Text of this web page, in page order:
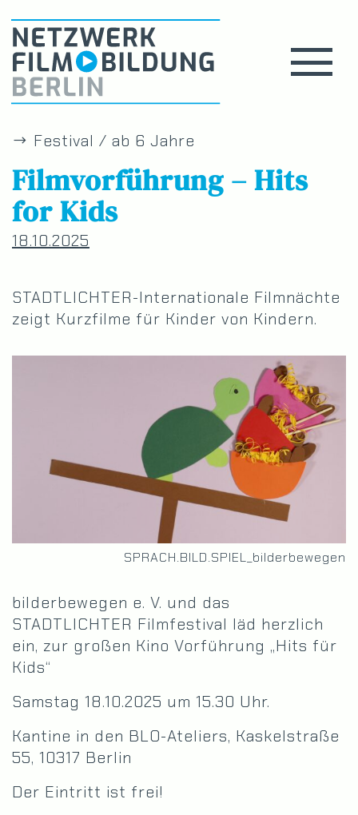
Festival / ab 6 Jahre
Filmvorführung – Hits
for Kids
18.10.2025
STADTLICHTER-Internationale Filmnächte
zeigt Kurzfilme für Kinder von Kindern.
SPRACH.BILD.SPIEL_bilderbewegen
bilderbewegen e. V. und das
STADTLICHTER Filmfestival läd herzlich
ein, zur großen Kino Vorführung „Hits für
Kids“
Samstag 18.10.2025 um 15.30 Uhr.
Kantine in den BLO-Ateliers, Kaskelstraße
55, 10317 Berlin
Der Eintritt ist frei!